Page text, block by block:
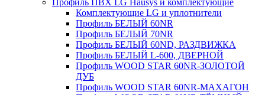
Комплектующие LG и уплотнители
Профиль БЕЛЫЙ 60NR
Профиль БЕЛЫЙ 70NR
Профиль БЕЛЫЙ 60ND, РАЗДВИЖКА
Профиль БЕЛЫЙ L-600, ДВЕРНОЙ
Профиль WOOD STAR 60NR-ЗОЛОТОЙ
ДУБ
Профиль WOOD STAR 60NR-МАХАГОН